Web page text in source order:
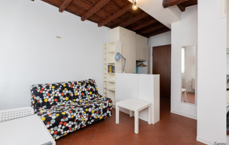
Brescia
Genova
Bologna
Firenze
Roma